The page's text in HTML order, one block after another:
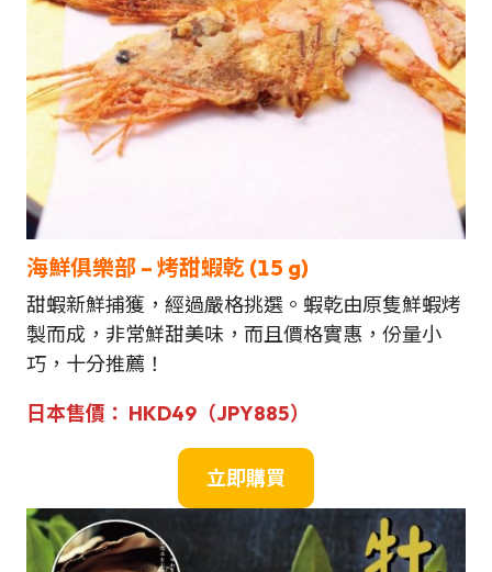
海鮮俱樂部 – 烤甜蝦乾 (15 g)
甜蝦新鮮捕獲，經過嚴格挑選。蝦乾由原隻鮮蝦烤
製而成，非常鮮甜美味，而且價格實惠，份量小
巧，十分推薦！
日本售價： HKD49（JPY885）
立即購買